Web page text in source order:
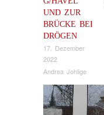
UND ZUR
BRÜCKE BEI
DRÖGEN
17. Dezember
2022
Andrea Johlige